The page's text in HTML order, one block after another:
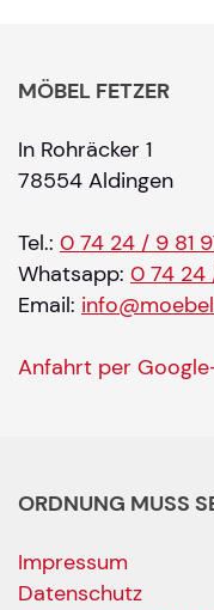
MÖBEL FETZER
In Rohräcker 1
78554 Aldingen
Tel.: 0 74 24 / 9 81
Whatsapp: 0 74 24
Email:
Anfahrt per
ORDNUNG MUSS
Impressum
Datenschutz